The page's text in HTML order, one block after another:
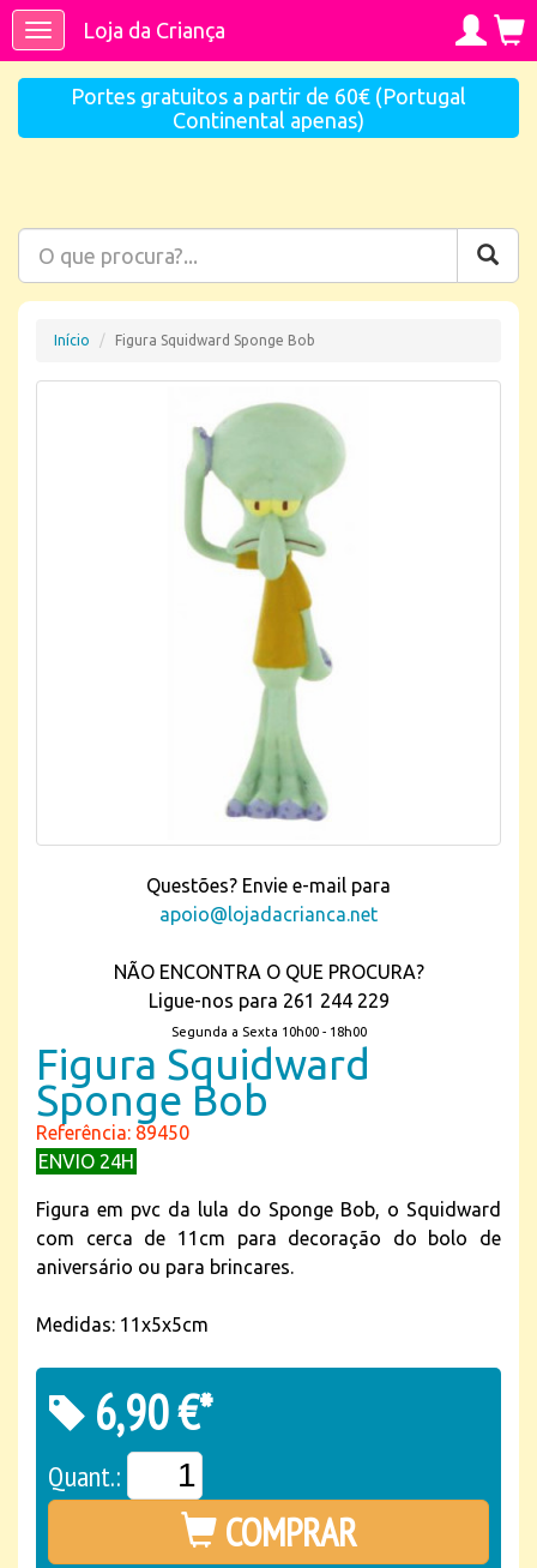
ToggleLoja da Criança
Portes gratuitos a partir de 60€ (Portugal
Continental apenas)
Início Figura Squidward Sponge Bob
Questões? Envie e-mail para
apoio@lojadacrianca.net
NÃO ENCONTRA O QUE PROCURA?
Ligue-nos para 261 244 229
Segunda a Sexta 10h00 - 18h00
Figura Squidward
Sponge Bob
Referência: 89450
ENVIO 24H
Figura em pvc da lula do Sponge Bob, o Squidward
com cerca de 11cm para decoração do bolo de
aniversário ou para brincares.
Medidas: 11x5x5cm
6,90 €*
Quant.:
COMPRAR